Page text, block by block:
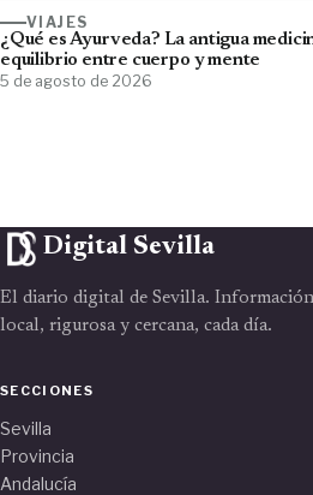
VIAJES
¿Qué es Ayurveda? La antigua
equilibrio entre cuerpo y mente
5 de agosto de 2026
Digital Sevilla
El diario digital de Sevilla. Información
local, rigurosa y cercana, cada día.
SECCIONES
Sevilla
Provincia
Andalucía